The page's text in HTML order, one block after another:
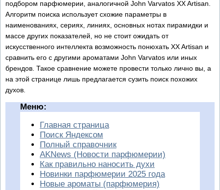
подбором парфюмерии, аналогичной John Varvatos XX Artisan.
Алгоритм поиска использует схожие параметры в
наименованиях, сериях, линиях, основных нотах пирамидки и
массе других показателей, но не стоит ожидать от
искусственного интеллекта возможность понюхать XX Artisan и
сравнить его с другими ароматами John Varvatos или иных
брендов. Такое сравнение можете провести только лично вы, а
на этой странице лишь предлагается сузить поиск похожих
духов.
Меню:
Главная страница
Поиск Яндексом
Полный справочник
AKNews (Новости парфюмерии)
Как правильно наносить духи
Новинки парфюмерии 2025 года
Новые ароматы (парфюмерия)